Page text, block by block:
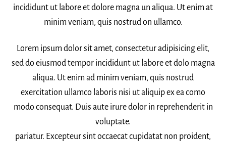
incididunt ut labore et dolore magna un aliqua. Ut enim at
minim veniam, quis nostrud on ullamco.
Lorem ipsum dolor sit amet, consectetur adipisicing elit,
sed do eiusmod tempor incididunt ut labore et dolo magna
aliqua. Ut enim ad minim veniam, quis nostrud
exercitation ullamco laboris nisi ut aliquip ex ea como
modo consequat. Duis aute irure dolor in reprehenderit in
voluptate.
pariatur. Excepteur sint occaecat cupidatat non proident,